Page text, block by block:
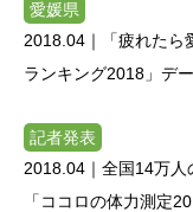
愛媛県
2018.04｜「疲れたら
ランキング2018」デ
記者発表
2018.04｜ 全国14万人
「ココロの体力測定